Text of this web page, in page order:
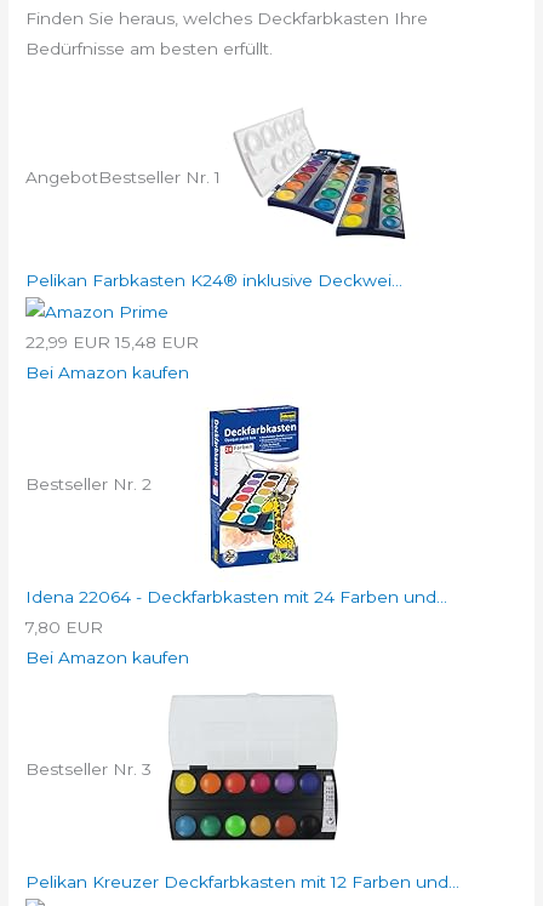
Finden Sie heraus, welches Deckfarbkasten Ihre
Bedürfnisse am besten erfüllt.
AngebotBestseller Nr. 1
Pelikan Farbkasten K24® inklusive Deckwei...
22,99 EUR 15,48 EUR
Bei Amazon kaufen
Bestseller Nr. 2
Idena 22064 - Deckfarbkasten mit 24 Farben und...
7,80 EUR
Bei Amazon kaufen
Bestseller Nr. 3
Pelikan Kreuzer Deckfarbkasten mit 12 Farben und...